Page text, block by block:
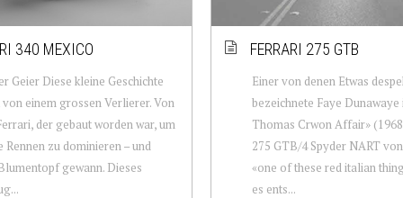
340 MEXICO
Geier Diese kleine Geschichte
einem grossen Verlierer. Von
der gebaut worden war, um
Rennen zu dominieren – und
gewann. Dieses
FERRARI 275 GTB
Einer von denen Etwas
bezeichnete Faye Dunawaye
Thomas Crwon Affair»
275 GTB/4 Spyder NART
«one of these red italian
es ents...